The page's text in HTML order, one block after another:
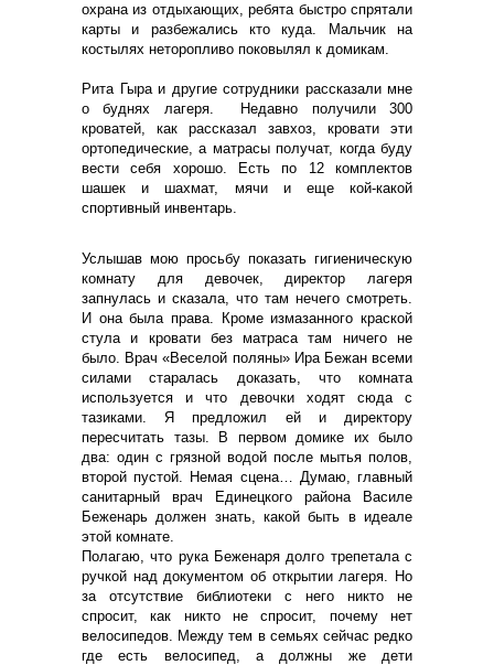
охрана из отдыхающих, ребята быстро спрятали
карты и разбежались кто куда. Мальчик на
костылях неторопливо поковылял к домикам.
Рита Гыра и другие сотрудники рассказали мне
о буднях лагеря. Недавно получили 300
кроватей, как рассказал завхоз, кровати эти
ортопедические, а матрасы получат, когда буду
вести себя хорошо. Есть по 12 комплектов
шашек и шахмат, мячи и еще кой-какой
спортивный инвентарь.
Услышав мою просьбу показать гигиеническую
комнату для девочек, директор лагеря
запнулась и сказала, что там нечего смотреть.
И она была права. Кроме измазанного краской
стула и кровати без матраса там ничего не
было. Врач «Веселой поляны» Ира Бежан всеми
силами старалась доказать, что комната
используется и что девочки ходят сюда с
тазиками. Я предложил ей и директору
пересчитать тазы. В первом домике их было
два: один с грязной водой после мытья полов,
второй пустой. Немая сцена… Думаю, главный
санитарный врач Единецкого района Василе
Беженарь должен знать, какой быть в идеале
этой комнате.
Полагаю, что рука Беженаря долго трепетала с
ручкой над документом об открытии лагеря. Но
за отсутствие библиотеки с него никто не
спросит, как никто не спросит, почему нет
велосипедов. Между тем в семьях сейчас редко
где есть велосипед, а должны же дети